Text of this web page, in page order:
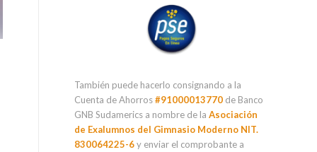
También puede hacerlo consignando a la
Cuenta de Ahorros#91000013770 de Banco
GNB Sudamerics a nombre de laAsociación
de Exalumnos del Gimnasio Moderno NIT.
830064225-6y enviar el comprobante a